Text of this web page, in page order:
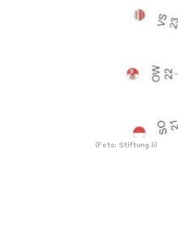
(Foto: Stiftung.li)